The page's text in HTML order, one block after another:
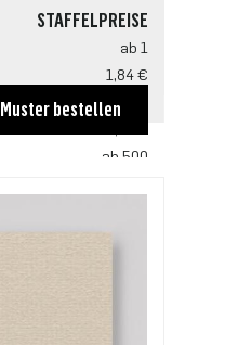
STAFFELPREISE
ab 1
1,84 €
ab 100
ab 500
0,78 €
Muster bestellen